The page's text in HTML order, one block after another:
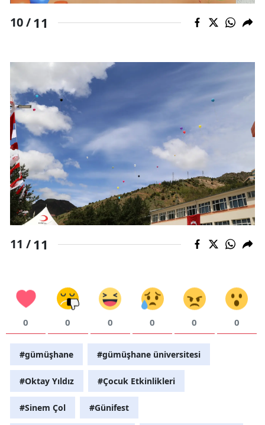
10 /11
11 /11
0 0 0 0 0 0
#gümüşhane #gümüşhane üniversitesi
#Oktay Yıldız #Çocuk Etkinlikleri
#Sinem Çol #Günifest